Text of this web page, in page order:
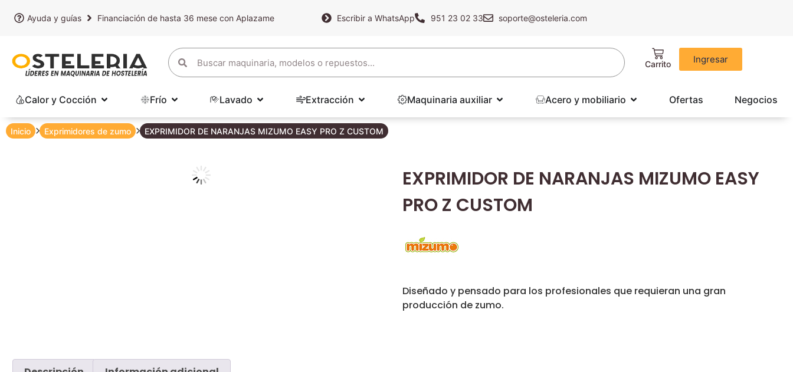
Ayuda y guías Financiación de hasta 36 mese con Aplazame Escribir a WhatsApp 951 23 02 33 soporte@osteleria.com
Ingresar
Calor y Cocción Frío Lavado Extracción Maquinaria auxiliar Acero y mobiliario Ofertas Negocios
Inicio Exprimidores de zumo EXPRIMIDOR DE NARANJAS MIZUMO EASY PRO Z CUSTOM
EXPRIMIDOR DE NARANJAS MIZUMO EASY
PRO Z CUSTOM
Diseñado y pensado para los profesionales que requieran una gran
producción de zumo.